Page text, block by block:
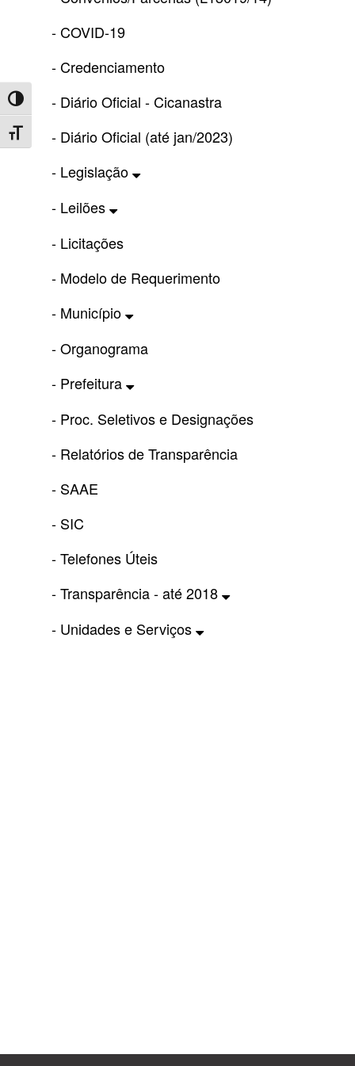
Toggle High Contrast
Toggle Font size
- COVID-19
- Credenciamento
- Diário Oficial - Cicanastra
- Diário Oficial (até jan/2023)
- Legislação
- Leilões
- Licitações
- Modelo de Requerimento
- Município
- Organograma
- Prefeitura
- Proc. Seletivos e Designações
- Relatórios de Transparência
- SAAE
- SIC
- Telefones Úteis
- Transparência - até 2018
- Unidades e Serviços